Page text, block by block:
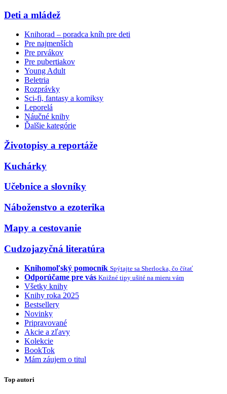
Deti a mládež
Knihorad – poradca kníh pre deti
Pre najmenších
Pre prvákov
Pre pubertiakov
Young Adult
Beletria
Rozprávky
Sci-fi, fantasy a komiksy
Leporelá
Náučné knihy
Ďalšie kategórie
Životopisy a reportáže
Kuchárky
Učebnice a slovníky
Náboženstvo a ezoterika
Mapy a cestovanie
Cudzojazyčná literatúra
Knihomoľský pomocník Spýtajte sa Sherlocka, čo čítať
Odporúčame pre vás Knižné tipy ušité na mieru vám
Všetky knihy
Knihy roka 2025
Bestsellery
Novinky
Pripravované
Akcie a zľavy
Kolekcie
BookTok
Mám záujem o titul
Top autori